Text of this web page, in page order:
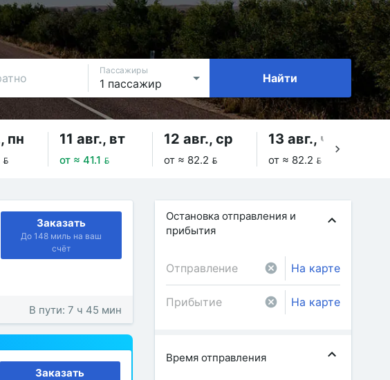
Пассажиры
Найти
пн

11 авг., вт
от ≈ 41.1 
12 авг., ср
от ≈ 82.2 
13 авг., чт
от ≈ 82.2 
Заказать
До 148 миль на ваш
счёт
В пути: 7 ч 45 мин
Заказать
Остановка отправления и
прибытия
На карте
На карте
Время отправления